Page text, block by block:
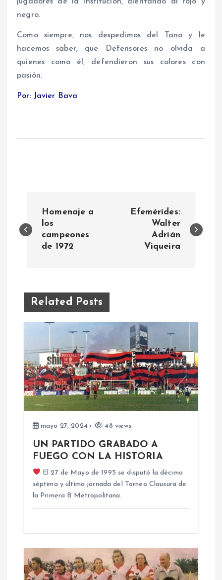
negro.
Como siempre, nos despedimos del Tano y le
hacemos saber, que Defensores no olvida a
quienes como él, defendieron sus colores con
pasión.
Por: Javier Bava
a
a
c
ó
t
r
Homenaje a
los
campeones
de 1972
Efemérides:
Walter
Adrián
Viqueira
Related Posts
mayo 27, 2024 48 views
UN PARTIDO GRABADO A
FUEGO CON LA HISTORIA
El 27 de Mayo de 1995 se disputó la décimo
séptima y última jornada del Torneo Clausura de
la Primera B Metropolitana.